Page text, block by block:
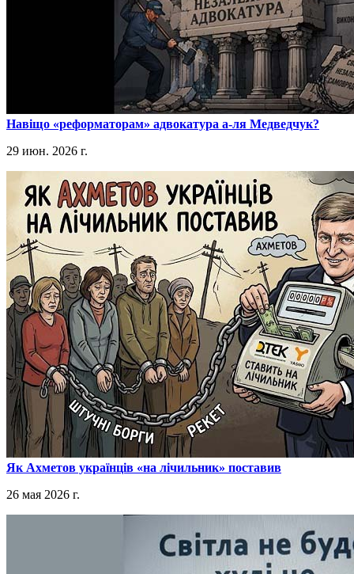
​Навіщо «реформаторам» адвокатура а-ля Медведчук?
29 июн. 2026 г.
​Як Ахметов українців «на лічильник» поставив
26 мая 2026 г.